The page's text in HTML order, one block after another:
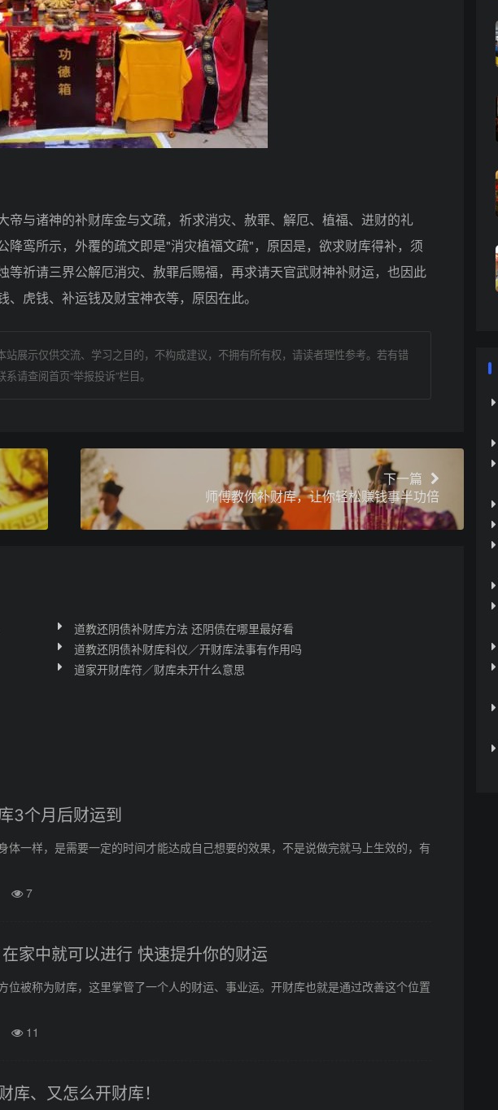
与诸神的补财库金与文疏，祈求消灾、赦罪、解厄、植福、进财的礼
鸾所示，外覆的疏文即是"消灾植福文疏"，原因是，欲求财库得补，须
祈请三界公解厄消灾、赦罪后赐福，再求请天官武财神补财运，也因此
虎钱、补运钱及财宝神衣等，原因在此。
展示仅供交流、学习之目的，不构成建议，不拥有所有权，请读者理性参考。若有错
请查阅首页“举报投诉”栏目。
下一篇
师傅教你补财库，让你轻松赚钱事半功倍
道教还阴债补财库方法 还阴债在哪里最好看
道教还阴债补财库科仪／开财库法事有作用吗
道家开财库符／财库未开什么意思
3个月后财运到
体一样，是需要一定的时间才能达成自己想要的效果，不是说做完就马上生效的，有
7
家中就可以进行 快速提升你的财运
位被称为财库，这里掌管了一个人的财运、事业运。开财库也就是通过改善这个位置
11
库、又怎么开财库！